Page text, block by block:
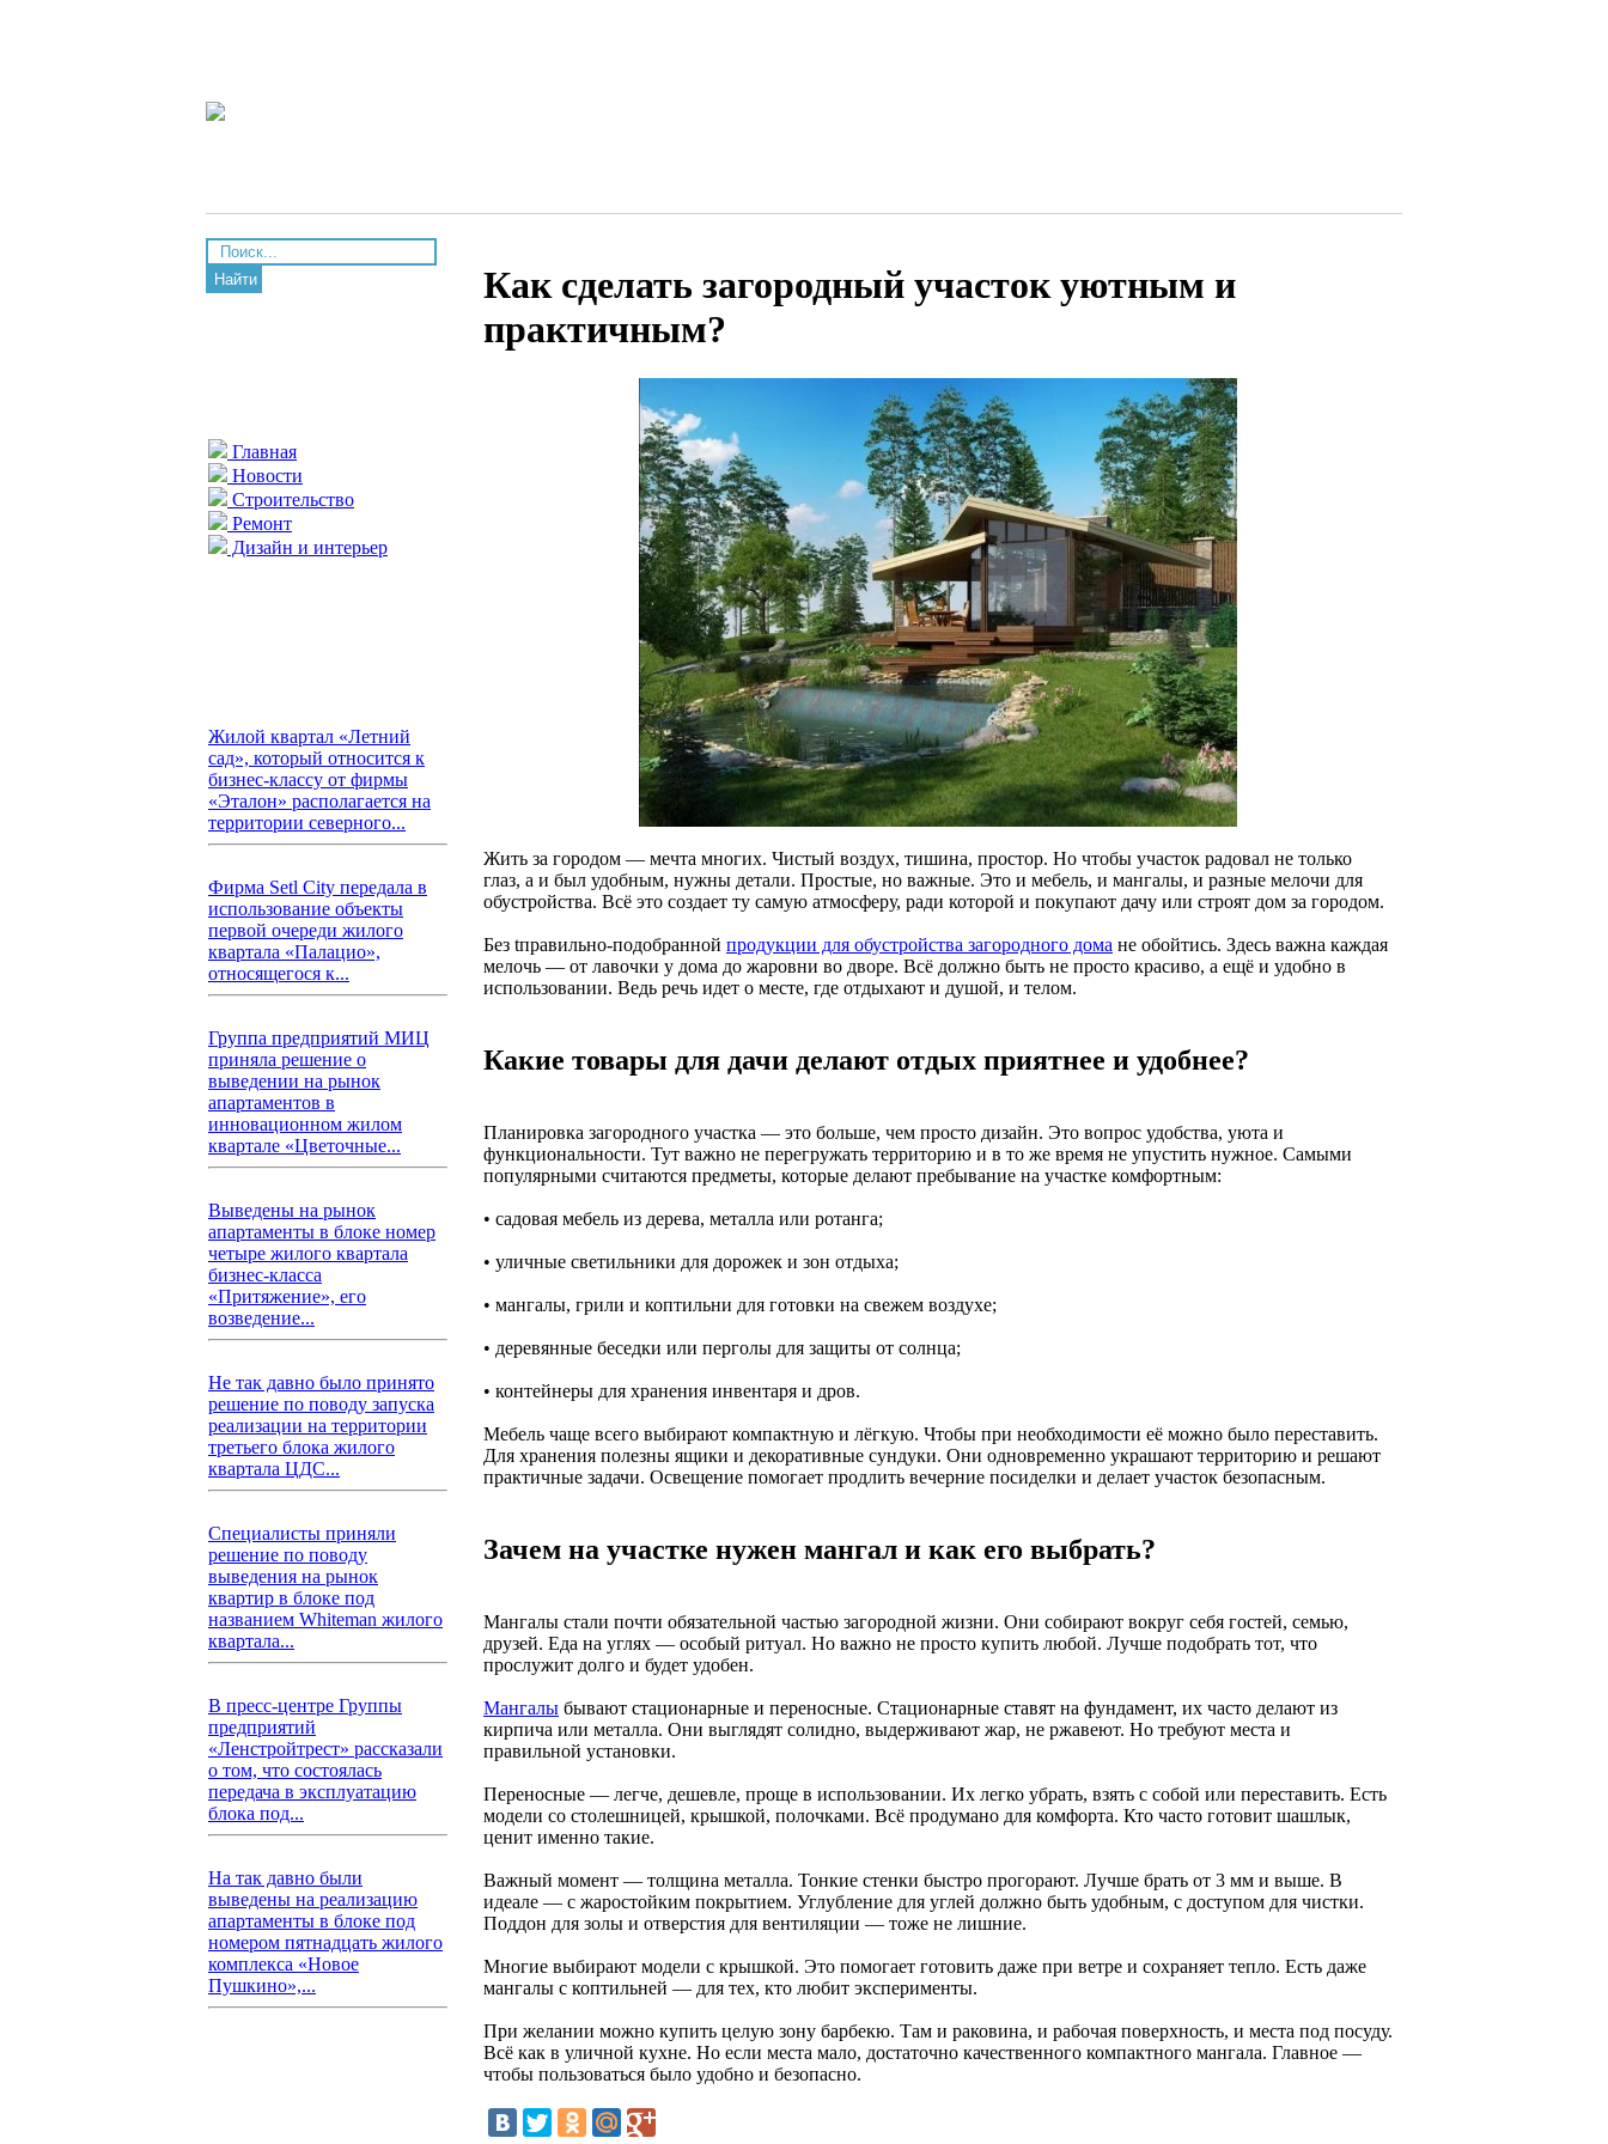
Найти
Главная
Новости
Строительство
Ремонт
Дизайн и интерьер
Жилой квартал «Летний
сад», который относится к
бизнес-классу от фирмы
«Эталон» располагается на
территории северного...
Фирма Setl City передала в
использование объекты
первой очереди жилого
квартала «Палацио»,
относящегося к...
Группа предприятий МИЦ
приняла решение о
выведении на рынок
апартаментов в
инновационном жилом
квартале «Цветочные...
Выведены на рынок
апартаменты в блоке номер
четыре жилого квартала
бизнес-класса
«Притяжение», его
возведение...
Не так давно было принято
решение по поводу запуска
реализации на территории
третьего блока жилого
квартала ЦДС...
Специалисты приняли
решение по поводу
выведения на рынок
квартир в блоке под
названием Whiteman жилого
квартала...
В пресс-центре Группы
предприятий
«Ленстройтрест» рассказали
о том, что состоялась
передача в эксплуатацию
блока под...
На так давно были
выведены на реализацию
апартаменты в блоке под
номером пятнадцать жилого
комплекса «Новое
Пушкино»,...
Как сделать загородный участок уютным и
практичным?
Жить за городом — мечта многих. Чистый воздух, тишина, простор. Но чтобы участок радовал не только
глаз, а и был удобным, нужны детали. Простые, но важные. Это и мебель, и мангалы, и разные мелочи для
обустройства. Всё это создает ту самую атмосферу, ради которой и покупают дачу или строят дом за городом.
Без tправильно-подобранной продукции для обустройства загородного дома не обойтись. Здесь важна каждая
мелочь — от лавочки у дома до жаровни во дворе. Всё должно быть не просто красиво, а ещё и удобно в
использовании. Ведь речь идет о месте, где отдыхают и душой, и телом.
Какие товары для дачи делают отдых приятнее и удобнее?
Планировка загородного участка — это больше, чем просто дизайн. Это вопрос удобства, уюта и
функциональности. Тут важно не перегружать территорию и в то же время не упустить нужное. Самыми
популярными считаются предметы, которые делают пребывание на участке комфортным:
• садовая мебель из дерева, металла или ротанга;
• уличные светильники для дорожек и зон отдыха;
• мангалы, грили и коптильни для готовки на свежем воздухе;
• деревянные беседки или перголы для защиты от солнца;
• контейнеры для хранения инвентаря и дров.
Мебель чаще всего выбирают компактную и лёгкую. Чтобы при необходимости её можно было переставить.
Для хранения полезны ящики и декоративные сундуки. Они одновременно украшают территорию и решают
практичные задачи. Освещение помогает продлить вечерние посиделки и делает участок безопасным.
Зачем на участке нужен мангал и как его выбрать?
Мангалы стали почти обязательной частью загородной жизни. Они собирают вокруг себя гостей, семью,
друзей. Еда на углях — особый ритуал. Но важно не просто купить любой. Лучше подобрать тот, что
прослужит долго и будет удобен.
Мангалы бывают стационарные и переносные. Стационарные ставят на фундамент, их часто делают из
кирпича или металла. Они выглядят солидно, выдерживают жар, не ржавеют. Но требуют места и
правильной установки.
Переносные — легче, дешевле, проще в использовании. Их легко убрать, взять с собой или переставить. Есть
модели со столешницей, крышкой, полочками. Всё продумано для комфорта. Кто часто готовит шашлык,
ценит именно такие.
Важный момент — толщина металла. Тонкие стенки быстро прогорают. Лучше брать от 3 мм и выше. В
идеале — с жаростойким покрытием. Углубление для углей должно быть удобным, с доступом для чистки.
Поддон для золы и отверстия для вентиляции — тоже не лишние.
Многие выбирают модели с крышкой. Это помогает готовить даже при ветре и сохраняет тепло. Есть даже
мангалы с коптильней — для тех, кто любит эксперименты.
При желании можно купить целую зону барбекю. Там и раковина, и рабочая поверхность, и места под посуду.
Всё как в уличной кухне. Но если места мало, достаточно качественного компактного мангала. Главное —
чтобы пользоваться было удобно и безопасно.